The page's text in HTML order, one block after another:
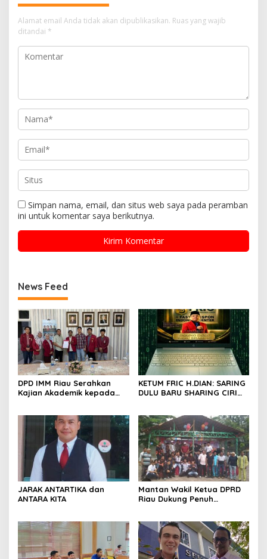
Alamat email Anda tidak akan dipublikasikan. Ruas yang wajib
ditandai *
Simpan nama, email, dan situs web saya pada peramban
ini untuk komentar saya berikutnya.
News Feed
DPD IMM Riau Serahkan
Kajian Akademik kepada
KETUM FRIC H.DIAN: SARING
DULU BARU SHARING CIRI
JARAK ANTARTIKA dan
ANTARA KITA
Mantan Wakil Ketua DPRD
Riau Dukung Penuh
Kabupaten Kepulauan
Meranti